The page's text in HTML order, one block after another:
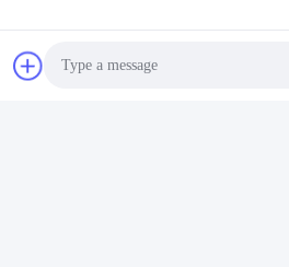
Stanza 105, costruzione F4,